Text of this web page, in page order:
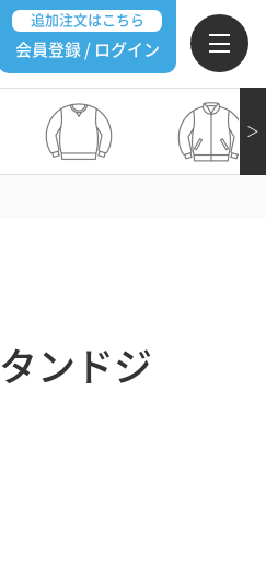
追加注文はこちら
会員登録 / ログイン
＞
ンドジ